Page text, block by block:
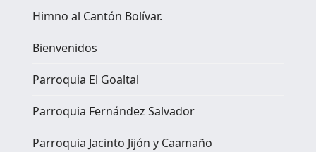
Himno al Cantón Bolívar.
Bienvenidos
Parroquia El Goaltal
Parroquia Fernández Salvador
Parroquia Jacinto Jijón y Caamaño